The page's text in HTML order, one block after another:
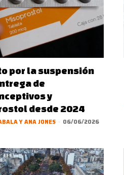
por la suspensión
de
y
desde 2024
Y ANA JONES - 06/06/2026